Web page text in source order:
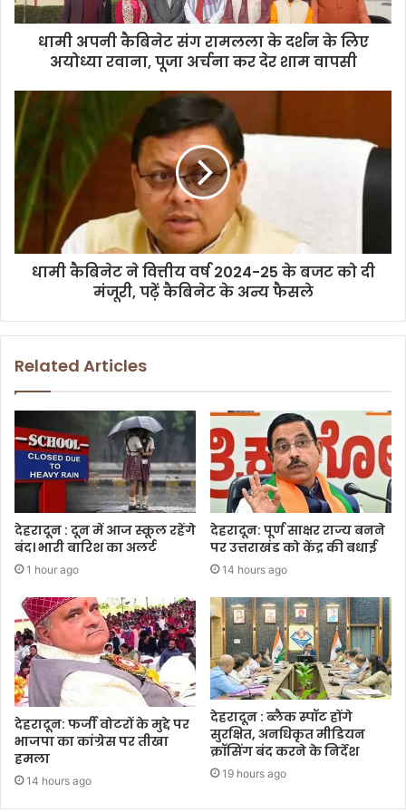
d
s
धामी अपनी कैबिनेट संग रामलला के दर्शन के लिए
अयोध्या रवाना, पूजा अर्चना कर देर शाम वापसी
धामी कैबिनेट ने वित्तीय वर्ष 2024-25 के बजट को दी
मंजूरी, पढ़ें कैबिनेट के अन्य फैसले
Related Articles
देहरादून : दून में आज स्कूल रहेंगे
बंद। भारी बारिश का अलर्ट
1 hour ago
देहरादून: पूर्ण साक्षर राज्य बनने
पर उत्तराखंड को केंद्र की बधाई
14 hours ago
देहरादून: फर्जी वोटरों के मुद्दे पर
भाजपा का कांग्रेस पर तीखा
हमला
14 hours ago
देहरादून : ब्लैक स्पॉट होंगे
सुरक्षित, अनधिकृत मीडियन
क्रॉसिंग बंद करने के निर्देश
19 hours ago